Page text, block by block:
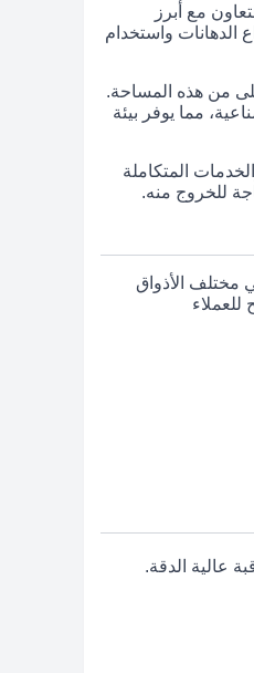
مع أبرز
الدهانات واستخدام
المثلى من هذه المساحة.
مما يوفر بيئة
المتكاملة
للخروج منه.
مختلف الأذواق
عالية الدقة.